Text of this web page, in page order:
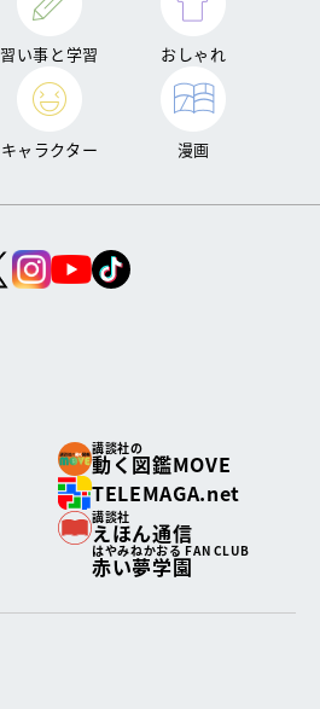
習い事と学習 おしゃれ
キャラクター 漫画
講談社の
動く図鑑MOVE
TELEMAGA.net
講談社
えほん通信
はやみねかおる FAN CLUB
赤い夢学園